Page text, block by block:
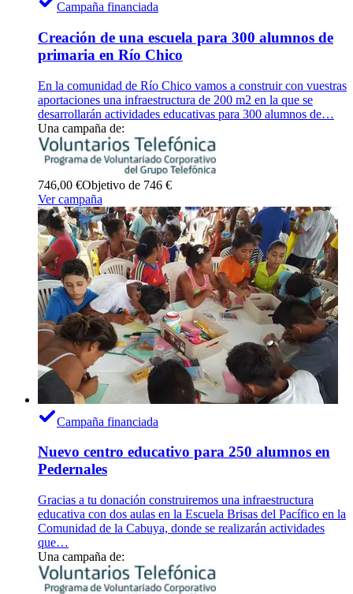
Campaña financiada
Creación de una escuela para 300 alumnos de
primaria en Río Chico
En la comunidad de Río Chico vamos a construir con vuestras
aportaciones una infraestructura de 200 m2 en la que se
desarrollarán actividades educativas para 300 alumnos de…
Una campaña de:
746,00 €Objetivo de 746 €
Ver campaña
Campaña financiada
Nuevo centro educativo para 250 alumnos en
Pedernales
Gracias a tu donación construiremos una infraestructura
educativa con dos aulas en la Escuela Brisas del Pacífico en la
Comunidad de la Cabuya, donde se realizarán actividades
que…
Una campaña de: